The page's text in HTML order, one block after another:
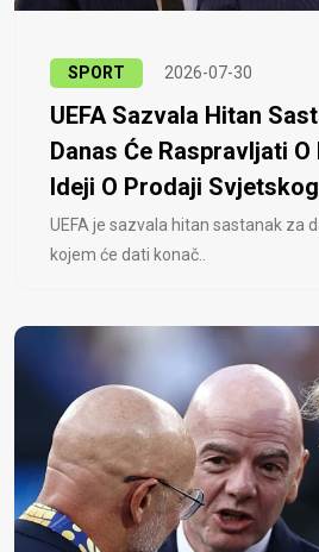
SPORT 2026-07-30
UEFA Sazvala Hitan
Danas Će Raspravljati
Ideji O Prodaji
UEFA je sazvala hitan sastanak za
kojem će dati konač..